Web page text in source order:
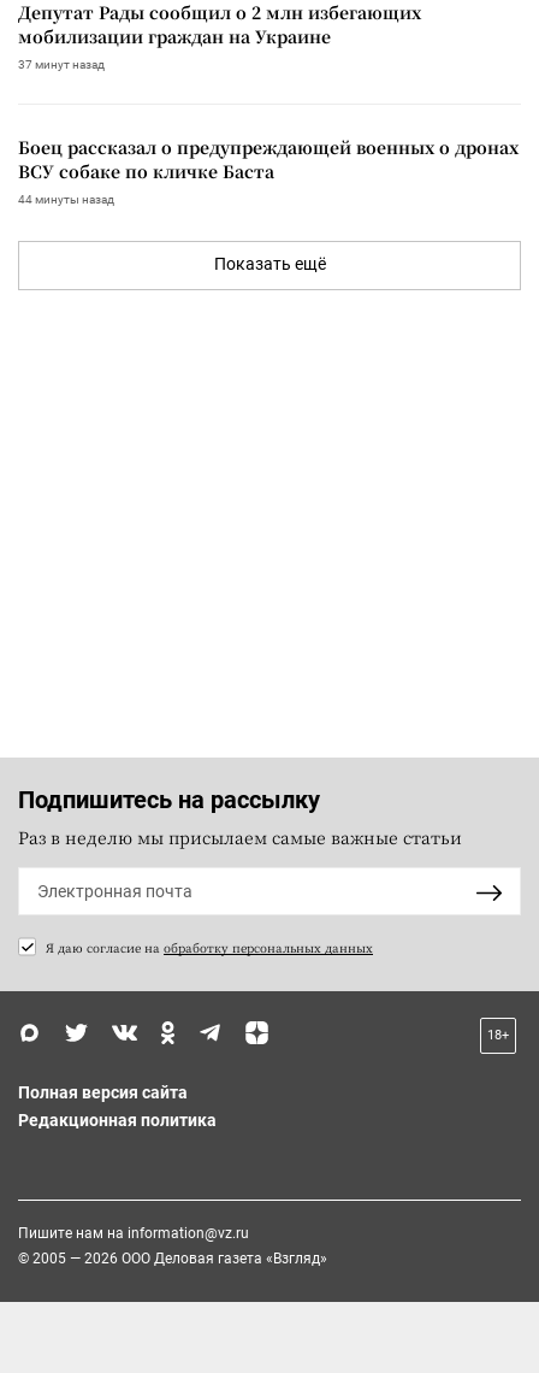
Депутат Рады сообщил о 2 млн избегающих
мобилизации граждан на Украине
37 минут назад
Боец рассказал о предупреждающей военных о дронах
ВСУ собаке по кличке Баста
44 минуты назад
Показать ещё
Подпишитесь на рассылку
Раз в неделю мы присылаем самые важные статьи
Я даю согласие на обработку персональных данных
18+
Полная версия сайта
Редакционная политика
Пишите нам на information@vz.ru
© 2005 — 2026 ООО Деловая газета «Взгляд»